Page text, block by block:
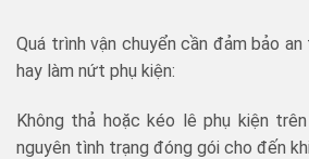
Quá trình vận chuyển cần đảm bảo
hay làm nứt phụ kiện:
Không thả hoặc kéo lê phụ kiện
nguyên tình trạng đóng gói cho đến